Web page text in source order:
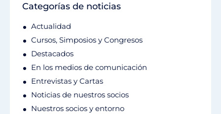
Categorías de noticias
Actualidad
Cursos, Simposios y Congresos
Destacados
En los medios de comunicación
Entrevistas y Cartas
Noticias de nuestros socios
Nuestros socios y entorno